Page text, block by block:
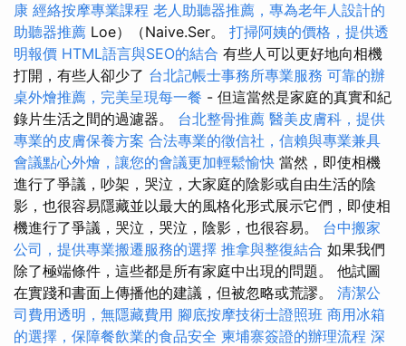
康 經絡按摩專業課程 老人助聽器推薦，專為老年人設計的
助聽器推薦 Loe）（Naive.Ser。 打掃阿姨的價格，提供透
明報價 HTML語言與SEO的結合 有些人可以更好地向相機
打開，有些人卻少了 台北記帳士事務所專業服務 可靠的辦
桌外燴推薦，完美呈現每一餐 - 但這當然是家庭的真實和紀
錄片生活之間的過濾器。 台北整骨推薦 醫美皮膚科，提供
專業的皮膚保養方案 合法專業的徵信社，信賴與專業兼具
會議點心外燴，讓您的會議更加輕鬆愉快 當然，即使相機
進行了爭議，吵架，哭泣，大家庭的陰影或自由生活的陰
影，也很容易隱藏並以最大的風格化形式展示它們，即使相
機進行了爭議，哭泣，哭泣，陰影，也很容易。 台中搬家
公司，提供專業搬遷服務的選擇 推拿與整復結合 如果我們
除了極端條件，這些都是所有家庭中出現的問題。 他試圖
在實踐和書面上傳播他的建議，但被忽略或荒謬。 清潔公
司費用透明，無隱藏費用 腳底按摩技術士證照班 商用冰箱
的選擇，保障餐飲業的食品安全 柬埔寨簽證的辦理流程 深